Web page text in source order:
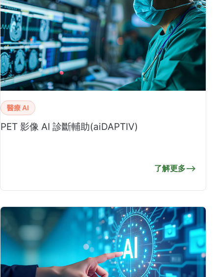
醫療 AI
PET 影像 AI 診斷輔助(aiDAPTIV)
了解更多⟶